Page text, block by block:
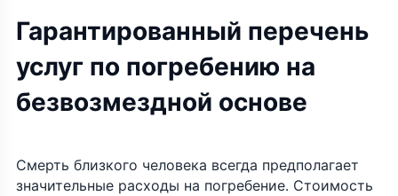
Гарантированный перечень
услуг по погребению на
безвозмездной основе
Смерть близкого человека всегда предполагает
значительные расходы на погребение. Стоимость